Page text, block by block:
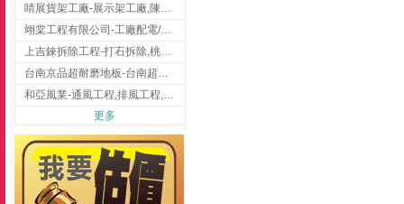
睛展貨架工廠-展示架工廠,陳列架,台中展示架工廠
翊棠工程有限公司-工廠配電/高雄消防機電公司
上吉錸拆除工程-打石拆除,桃園打石拆除,桃園拆除工程
台南京品超耐磨地板-台南超耐磨地板
和亞風業-通風工程,排風工程,彰化通風工程,彰化排風工程
更多